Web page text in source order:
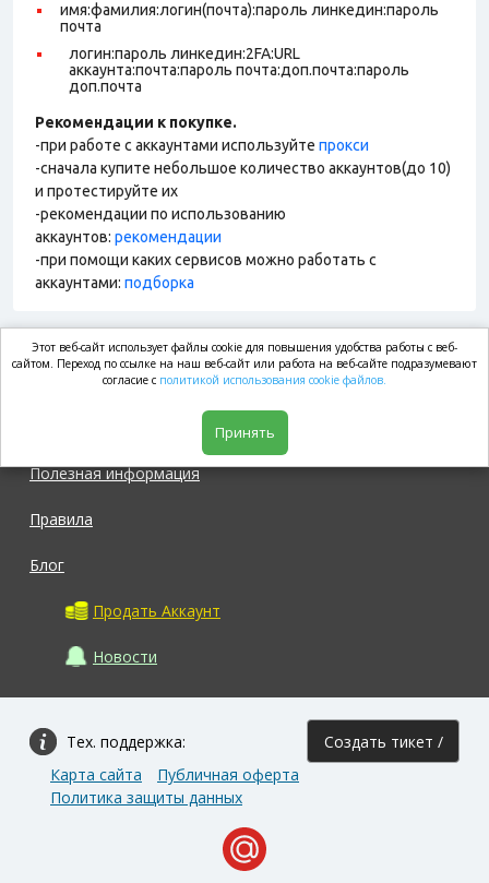
имя:фамилия:логин(почта):пароль линкедин:пароль
почта
логин:пароль линкедин:2FA:URL
аккаунта:почта:пароль почта:доп.почта:пароль
доп.почта
Рекомендации к покупке.
-при работе с аккаунтами используйте прокси
-сначала купите небольшое количество аккаунтов(до 10)
и протестируйте их
-рекомендации по использованию
аккаунтов: рекомендации
-при помощи каких сервисов можно работать с
аккаунтами: подборка
market.com
Полезная информация
Правила
Блог
Продать Аккаунт
Новости
Тех. поддержка: Создать тикет /
Карта сайта
Публичная оферта
Политика защиты данных
Этот веб-сайт использует файлы cookie для повышения удобства работы с веб-
сайтом. Переход по ссылке на наш веб-сайт или работа на веб-сайте подразумевают
согласие с политикой использования cookie файлов.
Принять